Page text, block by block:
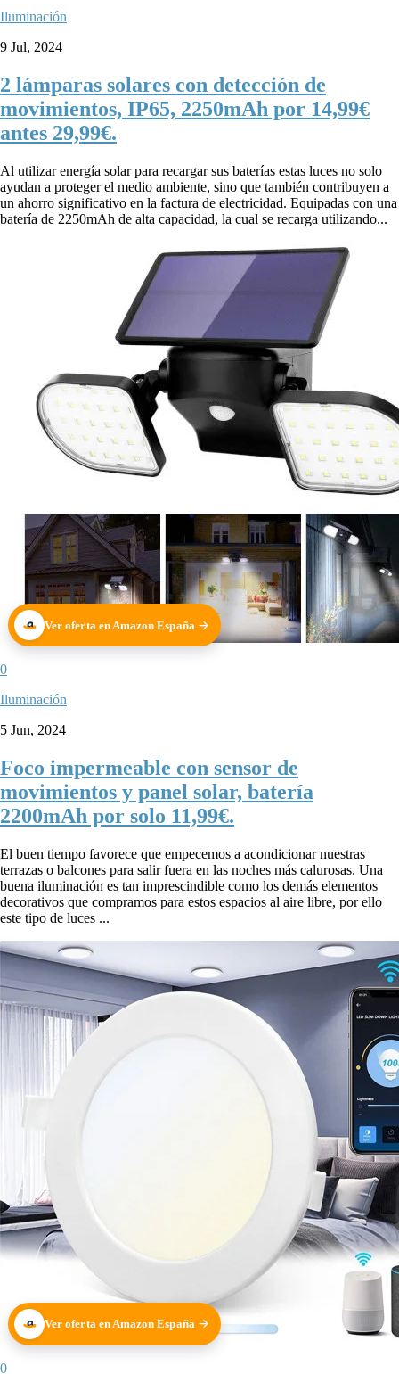
Iluminación
9 Jul, 2024
2 lámparas solares con detección de
movimientos, IP65, 2250mAh por 14,99€
antes 29,99€.
Al utilizar energía solar para recargar sus baterías estas luces no solo
ayudan a proteger el medio ambiente, sino que también contribuyen a
un ahorro significativo en la factura de electricidad. Equipadas con una
batería de 2250mAh de alta capacidad, la cual se recarga utilizando...
Ver oferta en Amazon España
0
Iluminación
5 Jun, 2024
Foco impermeable con sensor de
movimientos y panel solar, batería
2200mAh por solo 11,99€.
El buen tiempo favorece que empecemos a acondicionar nuestras
terrazas o balcones para salir fuera en las noches más calurosas. Una
buena iluminación es tan imprescindible como los demás elementos
decorativos que compramos para estos espacios al aire libre, por ello
este tipo de luces ...
Ver oferta en Amazon España
0